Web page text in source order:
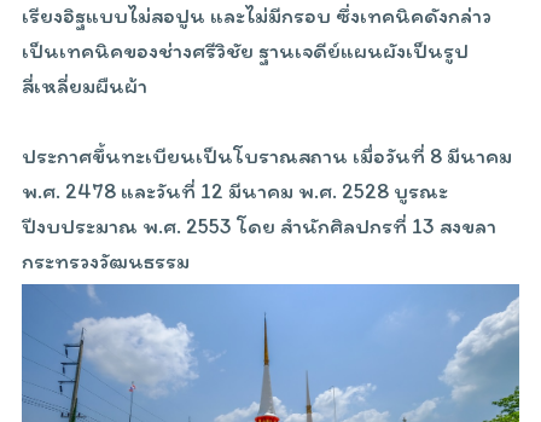
เรียงอิฐแบบไม่สอปูน และไม่มีกรอบ ซึ่งเทคนิคดังกล่าว
เป็นเทคนิคของช่างศรีวิชัย ฐานเจดีย์แผนผังเป็นรูป
สี่เหลี่ยมผืนผ้า
ประกาศขึ้นทะเบียนเป็นโบราณสถาน เมื่อวันที่ 8 มีนาคม
พ.ศ. 2478 และวันที่ 12 มีนาคม พ.ศ. 2528 บูรณะ
ปีงบประมาณ พ.ศ. 2553 โดย สำนักศิลปกรที่ 13 สงขลา
กระทรวงวัฒนธรรม